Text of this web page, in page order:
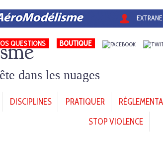
QUESTIONS
dans les nuages
DISCIPLINES PRATIQUER
STOP VIOLENCE